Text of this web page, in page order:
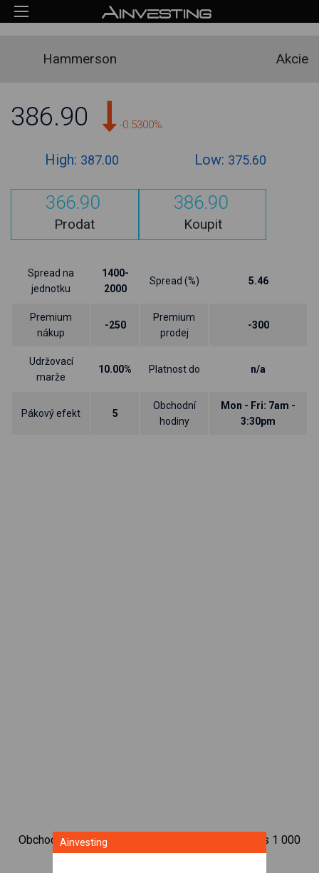
Hammerson Akcie
386.90 -0.5300%
High: 387.00 Low: 375.60
366.90
Prodat
386.90
Koupit
Spread na
jednotku
1400-
2000
Spread (%) 5.46
Premium
nákup
-250
Premium
prodej
-300
Udržovací
marže
10.00% Platnost do n/a
Pákový efekt 5
Obchodní
hodiny
Mon - Fri: 7am -
3:30pm
Obchodujte na obchodní platformě Ainvesting přes 1 000
mezinárodních akcií.
Ainvesting